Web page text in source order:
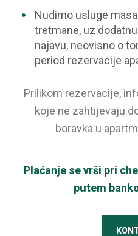
Nudimo usluge
tretmane, uz
najavu, neovisno o
period rezervacije
Prilikom rezervacije,
koje ne zahtijevaju
boravka u
Plaćanje se vrši pri
putem